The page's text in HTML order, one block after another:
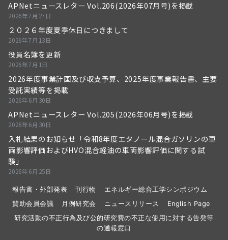
APNetニュースレター Vol.206(2026年07月号)を掲載
2026年7月27日
２０２６年度夏季休日につきまして
2026年7月13日
役員名簿を更新
2026年7月1日
2026年度事業計画及び収支予算、2025年度事業報告書、主要
受託実績等を掲載
2026年6月30日
APNetニュースレター Vol.205(2026年06月号)を掲載
2026年6月30日
入札結果のお知らせ「令和8年度エタノール混合ガソリンの車
両影響評価およびHVO混合軽油の車両影響評価に関する試
験」
2026年6月25日
報告書・外部発表 刊行物
エネルギー総合工学シンポジウム
賛助会員会議
月例研究会 ニュースリリース
English Page
研究活動の不正行為及び公的研究費の不正な使用に対する告発等
の通報窓口